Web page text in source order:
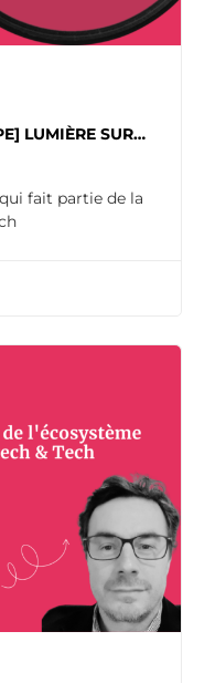
LUMIÈRE SUR…
fait partie de la